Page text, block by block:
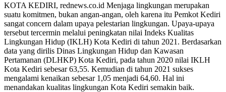
KOTA KEDIRI, rednews.co.id Menjaga lingkungan merupakan
suatu komitmen, bukan angan-angan, oleh karena itu Pemkot Kediri
sangat concern dalam upaya pelestarian lingkungan. Upaya-upaya
tersebut tercermin melalui peningkatan nilai Indeks Kualitas
Lingkungan Hidup (IKLH) Kota Kediri di tahun 2021. Berdasarkan
data yang dirilis Dinas Lingkungan Hidup dan Kawasan
Pertamanan (DLHKP) Kota Kediri, pada tahun 2020 nilai IKLH
Kota Kediri sebesar 63,55. Kemudian di tahun 2021 sukses
mengalami kenaikan sebesar 1,05 menjadi 64,60. Hal ini
menandakan kualitas lingkungan Kota Kediri semakin baik.